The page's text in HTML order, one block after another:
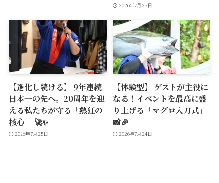
2026年7月27日
【進化し続ける】 9年連続
日本一の先へ。20周年を迎
える私たちが守る「熱狂の
核心」 🚀✨
2026年7月25日
【体験型】 ゲストが主役に
なる！イベントを最高に盛
り上げる「マグロ入刀式」
📸🎉
2026年7月24日